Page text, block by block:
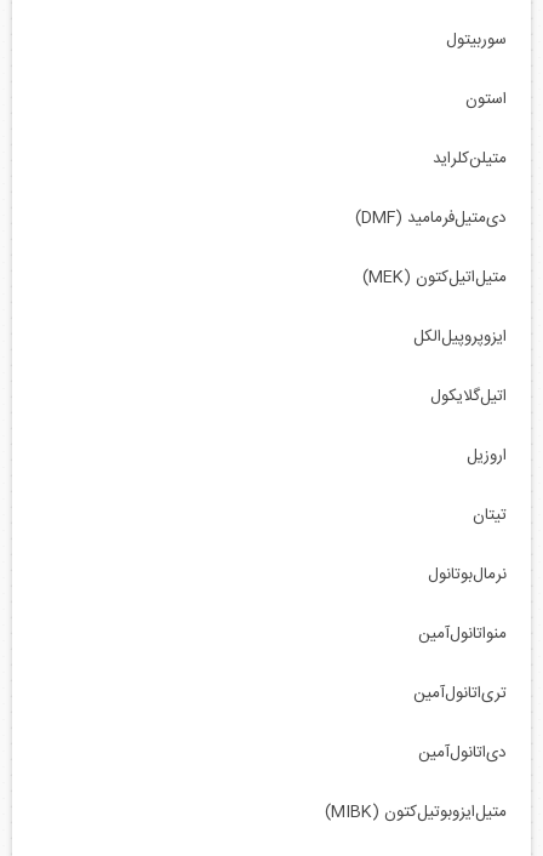
سوربیتول
استون
متیلن‌کلراید
دی‌متیل‌فرمامید (DMF)
متیل‌اتیل‌کتون (MEK)
ایزوپروپیل‌الکل
اتیل‌گلایکول
اروزیل
تیتان
نرمال‌بوتانول
منواتانول‌آمین
تری‌اتانول‌آمین
دی‌اتانول‌آمین
متیل‌ایزوبوتیل‌کتون (MIBK)